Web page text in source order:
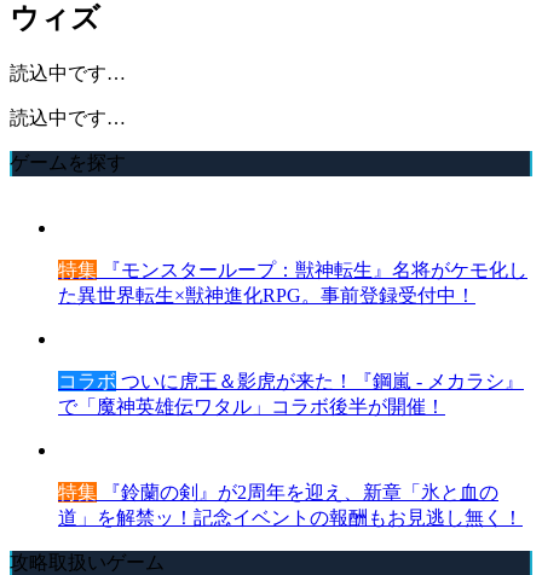
ウィズ
読込中です…
読込中です…
ゲームを探す
特集 『モンスターループ：獣神転生』名将がケモ化し
た異世界転生×獣神進化RPG。事前登録受付中！
コラボ ついに虎王＆影虎が来た！『鋼嵐 - メカラシ』
で「魔神英雄伝ワタル」コラボ後半が開催！
特集 『鈴蘭の剣』が2周年を迎え、新章「氷と血の
道」を解禁ッ！記念イベントの報酬もお見逃し無く！
攻略取扱いゲーム